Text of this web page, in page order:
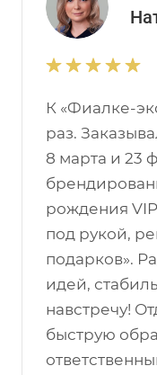
К «Фиалке-
раз.
8 марта и 23
рождения
под рукой,
подарков».
идей,
навстречу!
быструю